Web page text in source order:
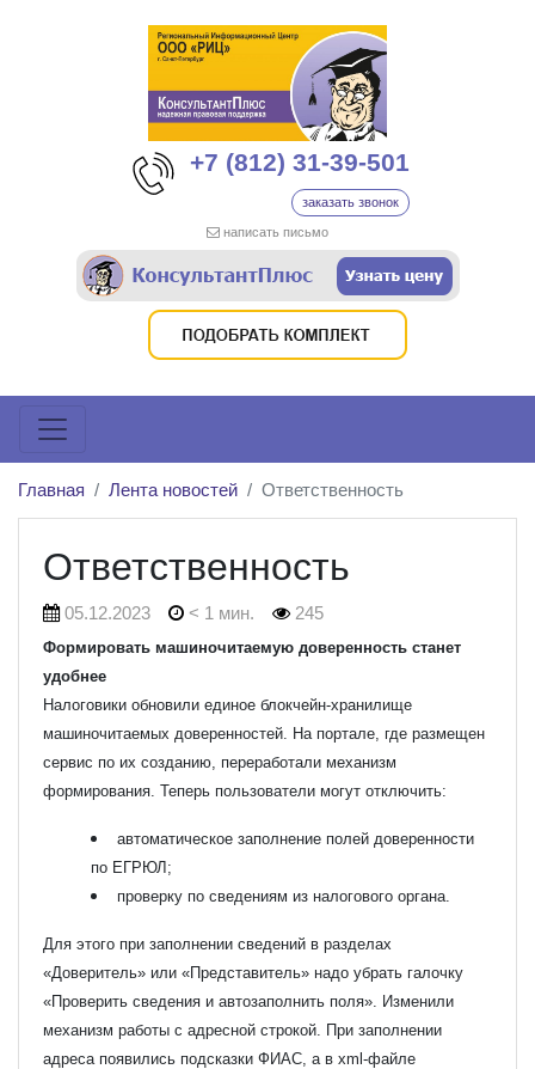
+7 (812) 31-39-501
заказать звонок
написать письмо
Главная Лента новостей Ответственность
Ответственность
05.12.2023 < 1 мин. 245
Формировать машиночитаемую доверенность станет
удобнее
Налоговики обновили единое блокчейн-хранилище
машиночитаемых доверенностей. На портале, где размещен
сервис по их созданию, переработали механизм
формирования. Теперь пользователи могут отключить:
автоматическое заполнение полей доверенности
по ЕГРЮЛ;
проверку по сведениям из налогового органа.
Для этого при заполнении сведений в разделах
«Доверитель» или «Представитель» надо убрать галочку
«Проверить сведения и автозаполнить поля». Изменили
механизм работы с адресной строкой. При заполнении
адреса появились подсказки ФИАС, а в xml-файле